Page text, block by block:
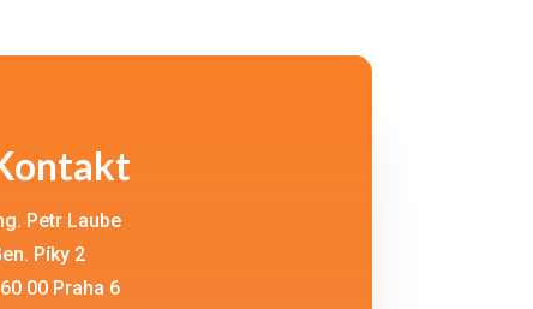
Petr Laube
Píky 2
00 Praha 6